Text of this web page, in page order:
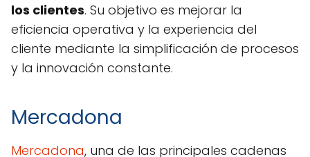
los clientes. Su objetivo es mejorar la
eficiencia operativa y la experiencia del
cliente mediante la simplificación de procesos
y la innovación constante.
Mercadona
Mercadona, una de las principales cadenas